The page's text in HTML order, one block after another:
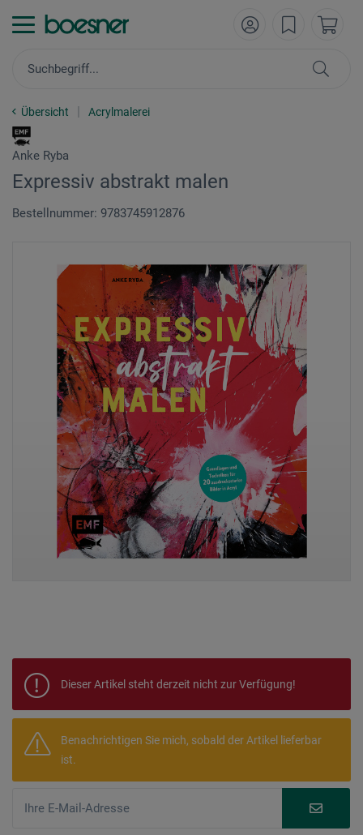
Übersicht Acrylmalerei
Anke Ryba
Expressiv abstrakt malen
Bestellnummer: 9783745912876
Dieser Artikel steht derzeit nicht zur Verfügung!
Benachrichtigen Sie mich, sobald der Artikel lieferbar
ist.